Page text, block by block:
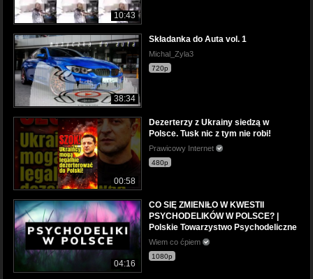
10:43
38:34
Składanka do Auta vol. 1
Michal_Zyla3
720p
00:58
Dezerterzy z Ukrainy siedzą w
Polsce. Tusk nic z tym nie robi!
Prawicowy Internet
480p
04:16
CO SIĘ ZMIENIŁO W KWESTII
PSYCHODELIKÓW W POLSCE? |
Polskie Towarzystwo Psychodeliczne
Wiem co ćpiem
1080p